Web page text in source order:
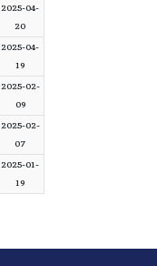
2025-04-
20
2025-04-
19
2025-02-
09
2025-02-
07
2025-01-
19